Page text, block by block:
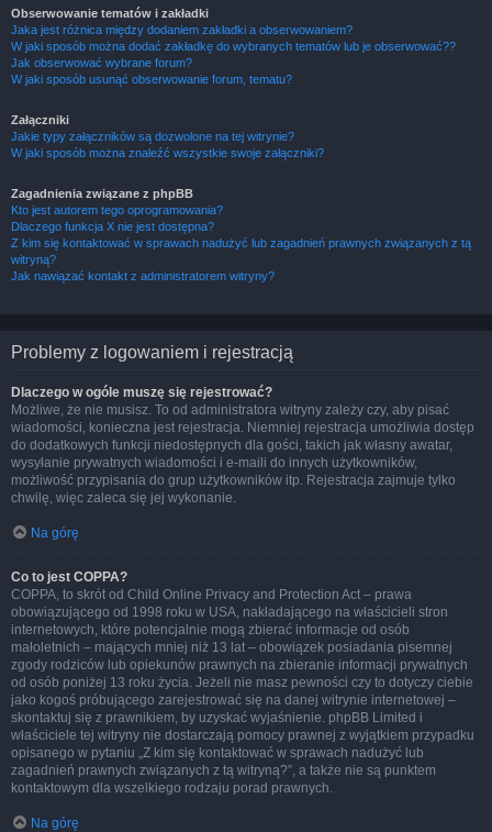
Obserwowanie tematów i zakładki
Jaka jest różnica między dodaniem zakładki a obserwowaniem?
W jaki sposób można dodać zakładkę do wybranych tematów lub je obserwować??
Jak obserwować wybrane forum?
W jaki sposób usunąć obserwowanie forum, tematu?
Załączniki
Jakie typy załączników są dozwolone na tej witrynie?
W jaki sposób można znaleźć wszystkie swoje załączniki?
Zagadnienia związane z phpBB
Kto jest autorem tego oprogramowania?
Dlaczego funkcja X nie jest dostępna?
Z kim się kontaktować w sprawach nadużyć lub zagadnień prawnych związanych z tą
witryną?
Jak nawiązać kontakt z administratorem witryny?
Problemy z logowaniem i rejestracją
Dlaczego w ogóle muszę się rejestrować?
Możliwe, że nie musisz. To od administratora witryny zależy czy, aby pisać
wiadomości, konieczna jest rejestracja. Niemniej rejestracja umożliwia dostęp
do dodatkowych funkcji niedostępnych dla gości, takich jak własny awatar,
wysyłanie prywatnych wiadomości i e-maili do innych użytkowników,
możliwość przypisania do grup użytkowników itp. Rejestracja zajmuje tylko
chwilę, więc zaleca się jej wykonanie.
Na górę
Co to jest COPPA?
COPPA, to skrót od Child Online Privacy and Protection Act – prawa
obowiązującego od 1998 roku w USA, nakładającego na właścicieli stron
internetowych, które potencjalnie mogą zbierać informacje od osób
małoletnich – mających mniej niż 13 lat – obowiązek posiadania pisemnej
zgody rodziców lub opiekunów prawnych na zbieranie informacji prywatnych
od osób poniżej 13 roku życia. Jeżeli nie masz pewności czy to dotyczy ciebie
jako kogoś próbującego zarejestrować się na danej witrynie internetowej –
skontaktuj się z prawnikiem, by uzyskać wyjaśnienie. phpBB Limited i
właściciele tej witryny nie dostarczają pomocy prawnej z wyjątkiem przypadku
opisanego w pytaniu „Z kim się kontaktować w sprawach nadużyć lub
zagadnień prawnych związanych z tą witryną?”, a także nie są punktem
kontaktowym dla wszelkiego rodzaju porad prawnych.
Na górę